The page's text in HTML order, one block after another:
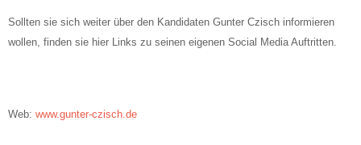
Sollten sie sich weiter über den Kandidaten Gunter Czisch informieren
wollen, finden sie hier Links zu seinen eigenen Social Media Auftritten.
Web: www.gunter-czisch.de